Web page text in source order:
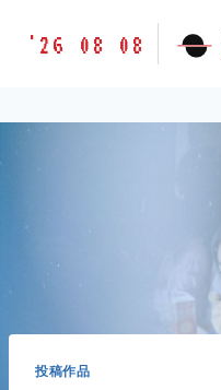
胶
味
'26 08 08
投稿作品